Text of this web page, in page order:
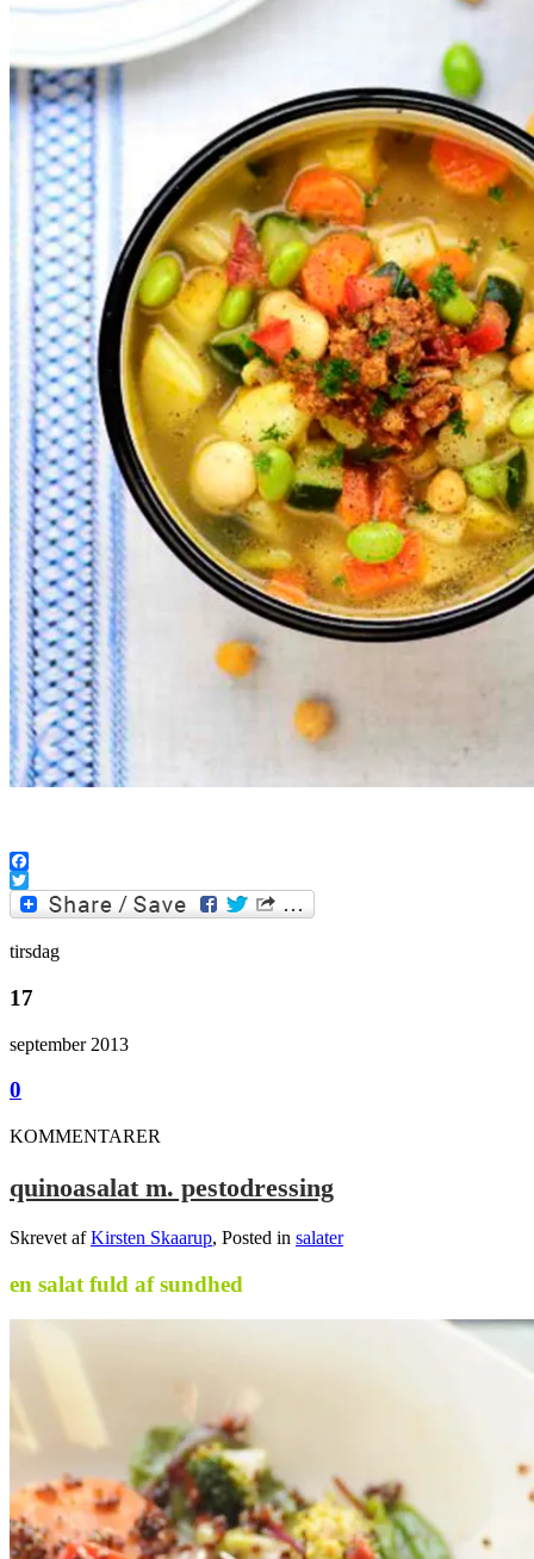
Facebook
Twitter
tirsdag
17
september 2013
0
KOMMENTARER
quinoasalat m. pestodressing
Skrevet afKirsten Skaarup, Posted in salater
en salat fuld af sundhed